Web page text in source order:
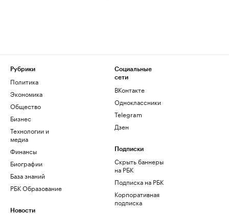
Рубрики
Политика
Экономика
Общество
Бизнес
Технологии и
медиа
Финансы
Биографии
База знаний
РБК Образование
Новости
Социальные
сети
ВКонтакте
Одноклассники
Telegram
Дзен
Подписки
Скрыть баннеры
на РБК
Подписка на РБК
Корпоративная
подписка